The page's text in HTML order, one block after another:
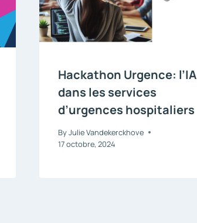
Hackathon Urgence: l’IA
dans les services
d’urgences hospitaliers
ByJulie Vandekerckhove
17 octobre, 2024